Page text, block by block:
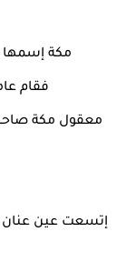
مكة إسمها
فقام
معقول مكة
إتسعت عين عنان